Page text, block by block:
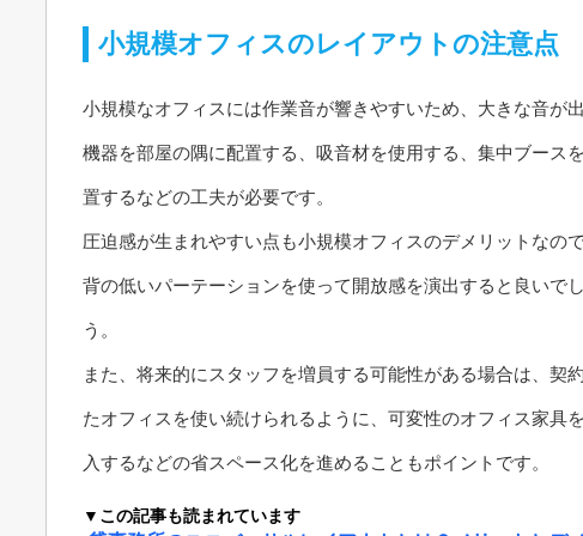
小規模オフィスのレイアウトの注意点
小規模なオフィスには作業音が響きやすいため、大きな音が
機器を部屋の隅に配置する、吸音材を使用する、集中ブース
置するなどの工夫が必要です。
圧迫感が生まれやすい点も小規模オフィスのデメリットなので
背の低いパーテーションを使って開放感を演出すると良いで
う。
また、将来的にスタッフを増員する可能性がある場合は、契
たオフィスを使い続けられるように、可変性のオフィス家具
入するなどの省スペース化を進めることもポイントです。
▼この記事も読まれています